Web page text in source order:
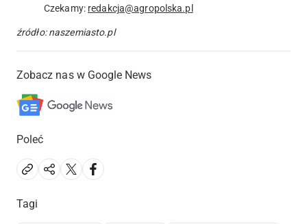
Czekamy: redakcja@agropolska.pl
źródło: naszemiasto.pl
Zobacz nas w Google News
Poleć
Tagi